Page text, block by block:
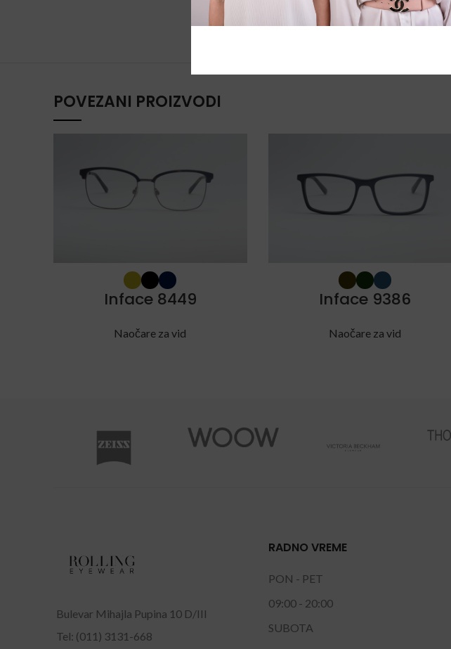
POVEZANI PROIZVODI
Inface 8449
Naočare za vid
Inface 9386
Naočare za vid
Bulevar Mihajla Pupina 10 D/III
Tel: (011) 3131-668
RADNO VREME
PON - PET
09:00 - 20:00
SUBOTA